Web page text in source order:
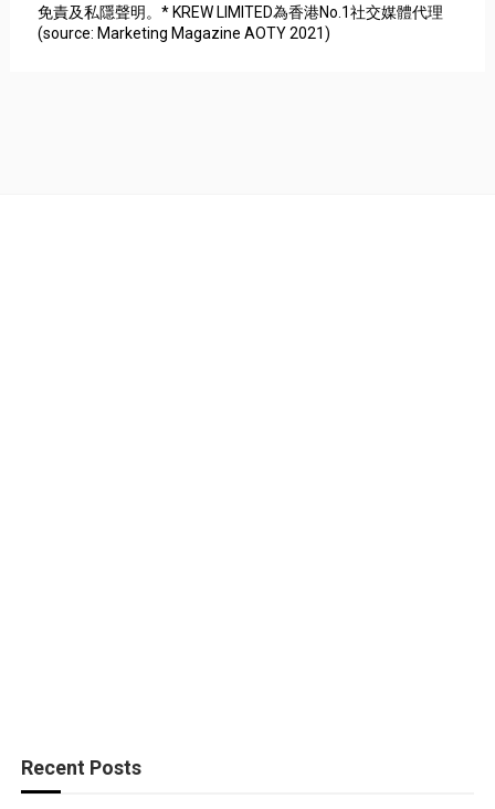
免責及私隱聲明。* KREW LIMITED為香港No.1社交媒體代理
(source: Marketing Magazine AOTY 2021)
Recent Posts